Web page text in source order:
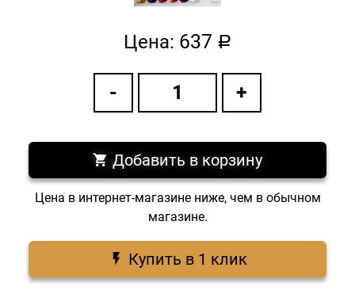
Цена: 637 a
Добавить в корзину
Цена в интернет-магазине ниже, чем в обычном
магазине.
Купить в 1 клик